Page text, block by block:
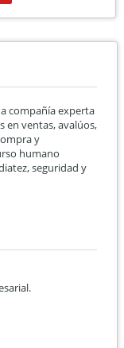
compañía experta
en ventas, avalúos,
y
humano
seguridad y